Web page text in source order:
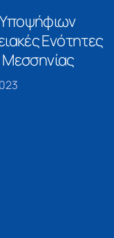
Ενότητες
Μεσσηνίας